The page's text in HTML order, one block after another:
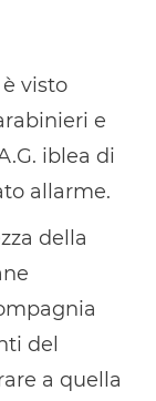
visto
e
iblea di
allarme.
della
del
a quella